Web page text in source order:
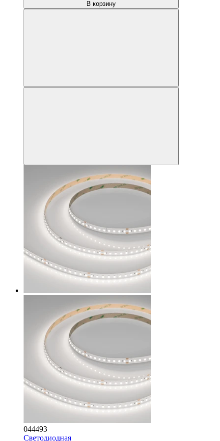
В корзину
044493
Светодиодная